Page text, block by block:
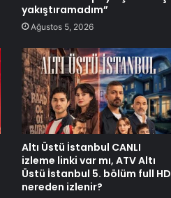
yakıştıramadım”
Ağustos 5, 2026
Altı Üstü İstanbul CANLI
izleme linki var mı, ATV Altı
Üstü İstanbul 5. bölüm full HD
nereden izlenir?